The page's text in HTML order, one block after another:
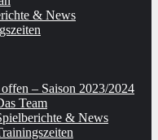
& News
– Saison 2023/2024
Team
& News